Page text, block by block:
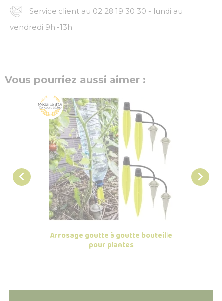
Service client au 02 28 19 30 30 - lundi au
vendredi 9h -13h
Vous pourriez aussi aimer :

Arrosage goutte à goutte bouteille
pour plantes
